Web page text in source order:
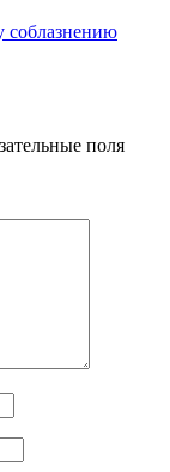
соблазнению
поля